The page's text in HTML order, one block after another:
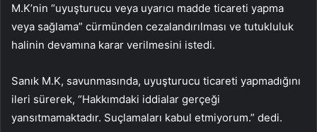
M.K’nin “uyuşturucu veya uyarıcı madde ticareti yapma
veya sağlama” cürmünden cezalandırılması ve tutukluluk
halinin devamına karar verilmesini istedi.
Sanık M.K, savunmasında, uyuşturucu ticareti yapmadığını
ileri sürerek, “Hakkımdaki iddialar gerçeği
yansıtmamaktadır. Suçlamaları kabul etmiyorum.” dedi.